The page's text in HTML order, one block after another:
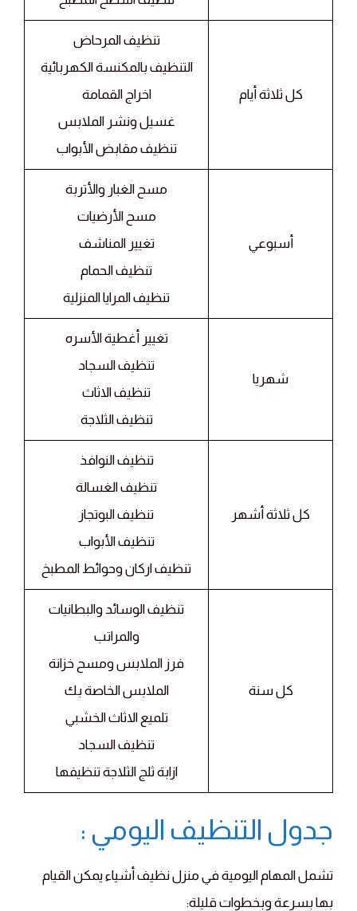
كل ثلاثة أيام
تنظيف المرحاض
التنظيف بالمكنسة الكهربائية
اخراج القمامة
غسيل ونشر الملابس
تنظيف مقابض الأبواب
أسبوعي
مسح الغبار والأتربة
مسح الأرضيات
تغيير المناشف
تنظيف الحمام
تنظيف المرايا المنزلية
شهريا
تغيير أغطية الأسره
تنظيف السجاد
تنظيف الاثاث
تنظيف الثلاجة
كل ثلاثة أشهر
تنظيف النوافذ
تنظيف الغسالة
تنظيف البوتجاز
تنظيف الأبواب
تنظيف اركان وحوائط المطبخ
كل سنة
تنظيف الوسائد والبطانيات
والمراتب
فرز الملابس ومسح خزانة
الملابس الخاصة بك
تلميع الاثاث الخشبي
تنظيف السجاد
ازابة ثلج الثلاجة تنظيفها
جدول التنظيف اليومي :
تشمل المهام اليومية في منزل نظيف أشياء يمكن القيام
بها بسرعة وبخطوات قليلة: